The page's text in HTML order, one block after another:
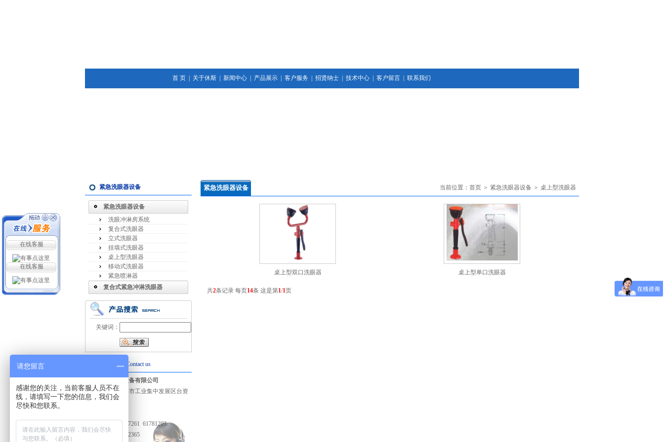
在线客服
在线客服
首 页 关于休斯 新闻中心 产品展示 客户服务 招贤纳士 技术中心 客户留言 联系我们
紧急洗眼器设备
紧急洗眼器设备
洗眼冲淋房系统
复合式洗眼器
立式洗眼器
挂墙式洗眼器
桌上型洗眼器
移动式洗眼器
紧急喷淋器
复合式紧急冲淋洗眼器
关键词：
联系我们Contact us
成都休斯通用设备有限公司
厂址：成都邛崃市工业集中发展区台资
路
电话：028-85887261 61781203
传真：028-88702365
紧急洗眼器设备 当前位置：首页 ＞ 紧急洗眼器设备 ＞ 桌上型洗眼器
桌上型双口洗眼器 桌上型单口洗眼器
共2条记录 每页14条 这是第1/1页
请您留言
感谢您的关注，当前客服人员不在
线，请填写一下您的信息，我们会
尽快和您联系。